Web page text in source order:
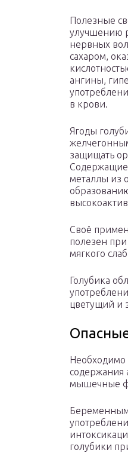
Полезные
улучшению
нервных
сахаром,
ангины,
в крови.
Ягоды
защищать
металлы из
Своё
полезен при
мягкого
Голубика
цветущий и
Необходимо
содержания
мышечные
Беременным
голубики